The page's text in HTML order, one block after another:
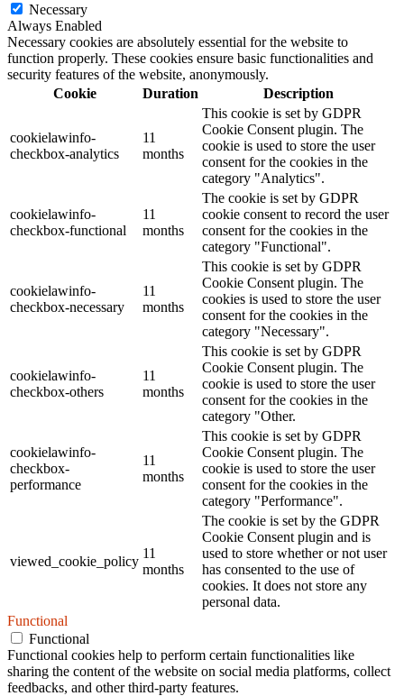
Necessary
Always Enabled
Necessary cookies are absolutely essential for the website to
function properly. These cookies ensure basic functionalities and
security features of the website, anonymously.
Cookie
Duration Description
cookielawinfo-
checkbox-analytics
11
months
This cookie is set by GDPR
Cookie Consent plugin. The
cookie is used to store the user
consent for the cookies in the
category "Analytics".
cookielawinfo-
checkbox-functional
11
months
The cookie is set by GDPR
cookie consent to record the user
consent for the cookies in the
category "Functional".
cookielawinfo-
checkbox-necessary
11
months
This cookie is set by GDPR
Cookie Consent plugin. The
cookies is used to store the user
consent for the cookies in the
category "Necessary".
cookielawinfo-
checkbox-others
11
months
This cookie is set by GDPR
Cookie Consent plugin. The
cookie is used to store the user
consent for the cookies in the
category "Other.
cookielawinfo-
checkbox-
performance
11
months
This cookie is set by GDPR
Cookie Consent plugin. The
cookie is used to store the user
consent for the cookies in the
category "Performance".
viewed_cookie_policy
11
months
The cookie is set by the GDPR
Cookie Consent plugin and is
used to store whether or not user
has consented to the use of
cookies. It does not store any
personal data.
Functional
Functional
Functional cookies help to perform certain functionalities like
sharing the content of the website on social media platforms, collect
feedbacks, and other third-party features.